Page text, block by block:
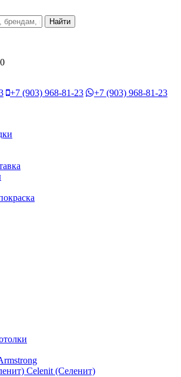
+7 (903) 968-81-23 +7 (903) 968-81-23
Celenit (Селенит)